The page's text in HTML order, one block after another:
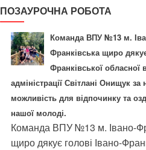
ПОЗАУРОЧНА РОБОТА
Команда ВПУ №13 м.
Франківська щиро
Франківської обласної
адміністрації Світлані Онищук за
можливість для відпочинку та
нашої молоді.
Команда ВПУ №13 м. Івано-
щиро дякує голові Івано-